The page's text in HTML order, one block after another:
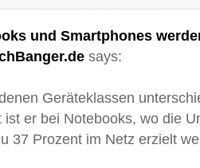
und Smartphones
says:
Geräteklassen
er bei Notebooks, wo die
37 Prozent im Netz erzielt